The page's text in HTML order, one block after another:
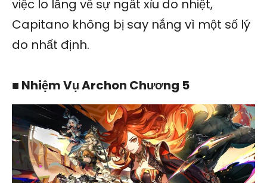
việc lo lắng về sự ngất xỉu do nhiệt,
Capitano không bị say nắng vì một số lý
do nhất định.
■ Nhiệm Vụ Archon Chương 5